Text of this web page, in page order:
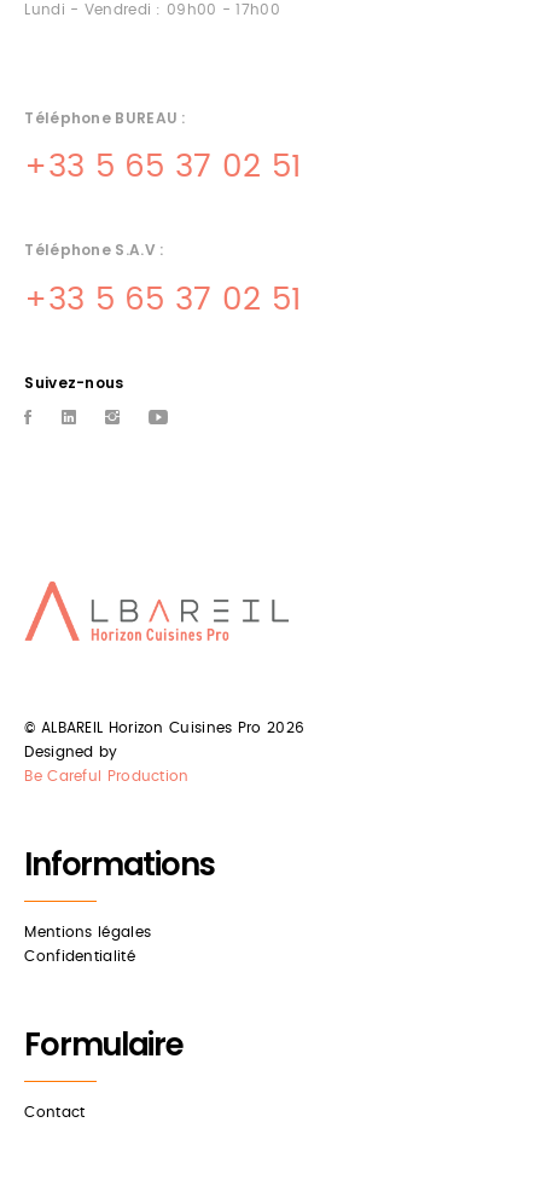
Lundi - Vendredi : 09h00 - 17h00
Téléphone BUREAU :
+33 5 65 37 02 51
Téléphone S.A.V :
+33 5 65 37 02 51
Suivez-nous
© ALBAREIL Horizon Cuisines Pro 2026
Designed by
Be Careful Production
Informations
Mentions légales
Confidentialité
Formulaire
Contact